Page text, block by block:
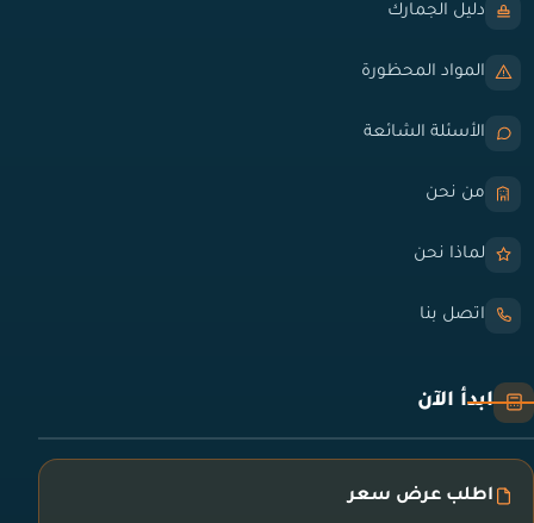
دليل الجمارك
المواد المحظورة
الأسئلة الشائعة
من نحن
لماذا نحن
اتصل بنا
ابدأ الآن
اطلب عرض سعر